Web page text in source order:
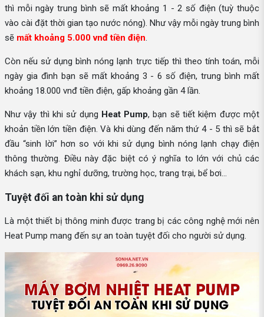
thì mỗi ngày trung bình sẽ mất khoảng 1 - 2 số điện (tuỳ thuộc
vào cài đặt thời gian tạo nước nóng). Như vậy mỗi ngày trung bình
sẽ mất khoảng 5.000 vnđ tiền điện.
Còn nếu sử dụng bình nóng lạnh trực tiếp thì theo tính toán, mỗi
ngày gia đình bạn sẽ mất khoảng 3 - 6 số điện, trung bình mất
khoảng 18.000 vnđ tiền điện, gấp khoảng gần 4 lần.
Như vậy thì khi sử dụng Heat Pump, bạn sẽ tiết kiệm được một
khoản tiền lớn tiền điện. Và khi dùng đến năm thứ 4 - 5 thì sẽ bắt
đầu “sinh lời” hơn so với khi sử dụng bình nóng lạnh chạy điện
thông thường. Điều này đặc biệt có ý nghĩa to lớn với chủ các
khách sạn, khu nghỉ dưỡng, trường học, trang trại, bể bơi…
Tuyệt đối an toàn khi sử dụng
Là một thiết bị thông minh được trang bị các công nghệ mới nên
Heat Pump mang đến sự an toàn tuyệt đối cho người sử dụng.